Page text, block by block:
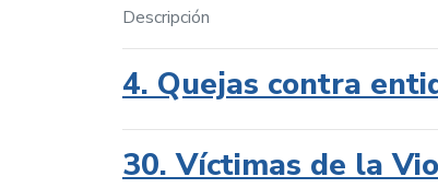
Descripción
4. Quejas contra
30. Víctimas de la